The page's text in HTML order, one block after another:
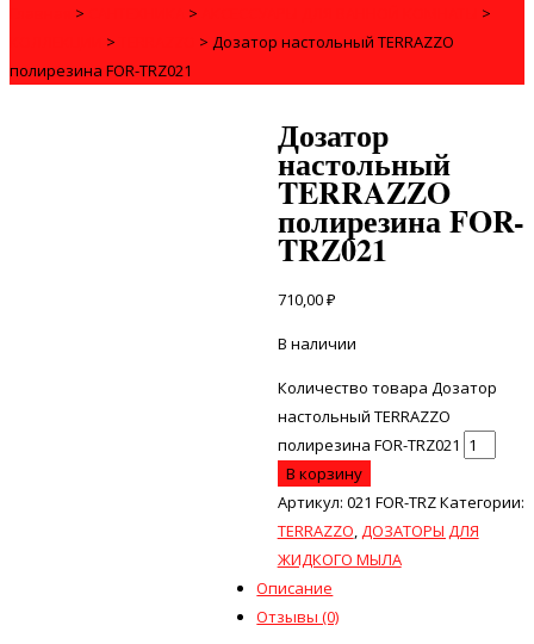
> >
>
> > Дозатор настольный TERRAZZO
полирезина FOR-TRZ021
Дозатор
настольный
TERRAZZO
полирезина FOR-
TRZ021
710,00₽
В наличии
Количество товара Дозатор
настольный TERRAZZO
полирезина FOR-TRZ021
В корзину
Артикул: 021 FOR-TRZКатегории:
TERRAZZO,ДОЗАТОРЫ ДЛЯ
ЖИДКОГО МЫЛА
Описание
Отзывы (0)